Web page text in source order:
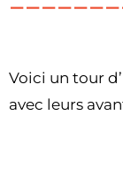
Voici un tour
avec leurs